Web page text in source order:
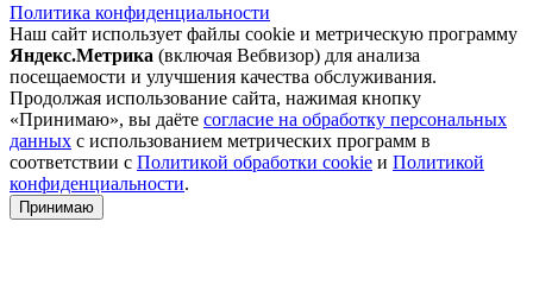
Политика конфиденциальности
Наш сайт использует файлы cookie и метрическую программу
Яндекс.Метрика (включая Вебвизор) для анализа
посещаемости и улучшения качества обслуживания.
Продолжая использование сайта, нажимая кнопку
«Принимаю», вы даёте согласие на обработку персональных
данных с использованием метрических программ в
соответствии с Политикой обработки cookie и Политикой
конфиденциальности.
Принимаю